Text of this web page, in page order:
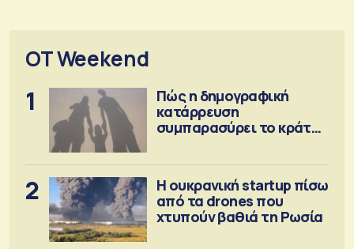
OT Weekend
1
Πώς η δημογραφική
κατάρρευση
συμπαρασύρει το κράτος
2
Η ουκρανική startup πίσω
από τα drones που
χτυπούν βαθιά τη Ρωσία